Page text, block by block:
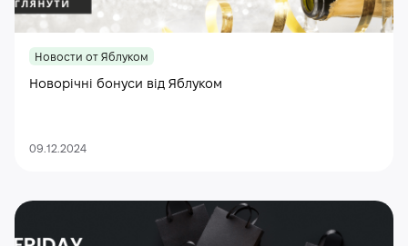
Новости от Яблуком
Новорічні бонуси від Яблуком
09.12.2024